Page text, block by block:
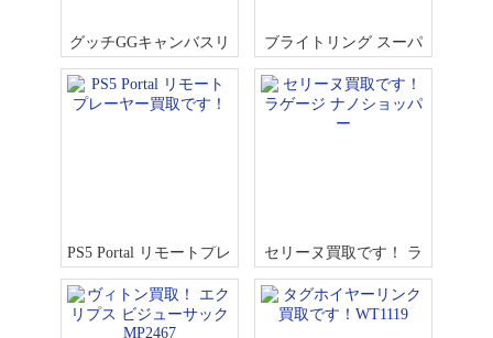
グッチGGキャンバスリ
ュックやバッグ買取で
す！
ブライトリング スーパ
ーオーシャン買取で
す！ M17393
PS5 Portal リモートプレ
ーヤー買取です！
セリーヌ買取です！ ラ
ゲージ ナノショッパー